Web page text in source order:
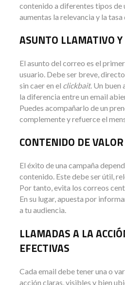
contenido a diferentes tipos de
aumentas la relevancia y la tasa
ASUNTO LLAMATIVO Y
El asunto del correo es el
usuario. Debe ser breve,
sin caer en el clickbait. Un buen
la diferencia entre un email
Puedes acompañarlo de un
complemente y refuerce el
CONTENIDO DE VALOR
El éxito de una campaña
contenido. Este debe ser útil,
Por tanto, evita los correos
En su lugar, apuesta por
a tu audiencia.
LLAMADAS A LA
EFECTIVAS
Cada email debe tener una o
acción claras, visibles y bien